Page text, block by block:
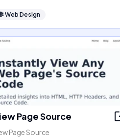
Web Design
Page Source
Page Source